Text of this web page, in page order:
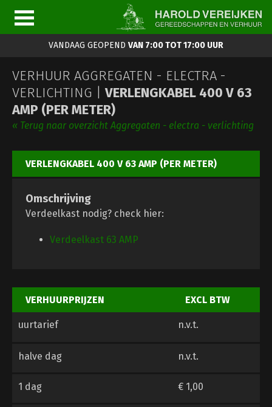
VANDAAG GEOPEND VAN 7:00 TOT 17:00 UUR
VERHUUR AGGREGATEN - ELECTRA -
VERLICHTING |VERLENGKABEL 400 V 63
AMP (PER METER)
« Terug naar overzicht Aggregaten - electra - verlichting
VERLENGKABEL 400 V 63 AMP (PER METER)
Omschrijving
Verdeelkast nodig? check hier:
Verdeelkast 63 AMP
VERHUURPRIJZEN EXCL BTW
uurtarief n.v.t.
halve dag n.v.t.
1 dag € 1,00